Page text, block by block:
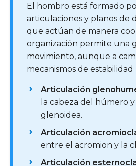
El hombro está formado
articulaciones y planos de
que actúan de manera
organización permite una
movimiento, aunque a
mecanismos de estabilidad
Articulación
la cabeza del húmero y
glenoidea.
Articulación
entre el acromion y la
Articulación